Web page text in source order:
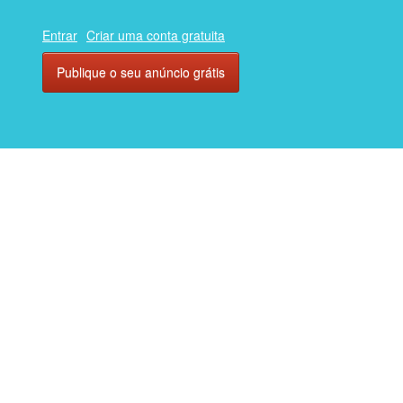
Entrar Criar uma conta gratuita
Publique o seu anúncio grátis